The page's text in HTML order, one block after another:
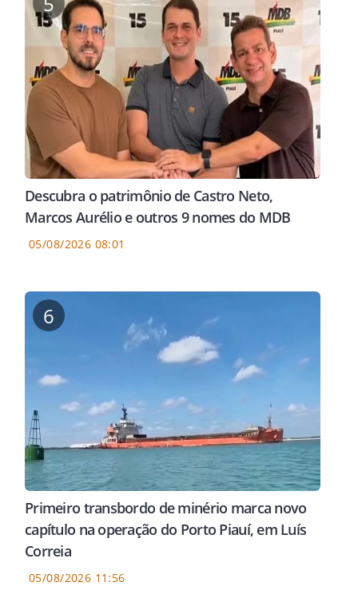
Descubra o patrimônio de Castro Neto,
Marcos Aurélio e outros 9 nomes do MDB
05/08/2026 08:01
6
Primeiro transbordo de minério marca novo
capítulo na operação do Porto Piauí, em Luís
Correia
05/08/2026 11:56